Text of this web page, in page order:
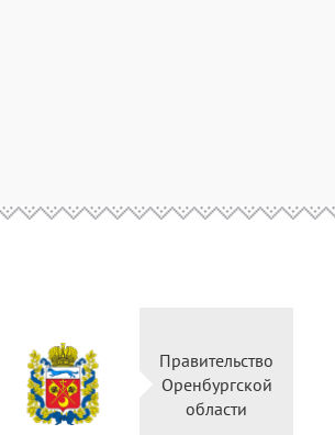
Правительство
Оренбургской
области